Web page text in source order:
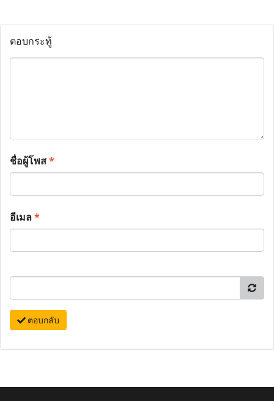
ตอบกระทู้
ชื่อผู้โพส*
อีเมล*
ตอบกลับ